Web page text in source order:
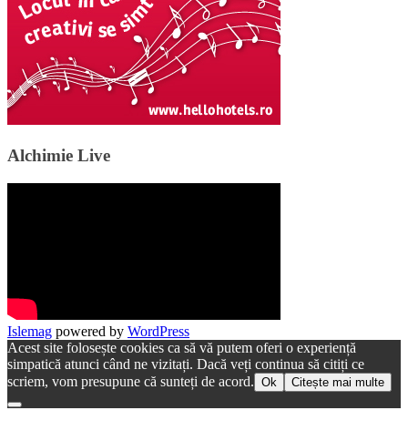
Alchimie Live
Islemag powered by WordPress
Acest site folosește cookies ca să vă putem oferi o experiență
simpatică atunci când ne vizitați. Dacă veți continua să citiți ce
scriem, vom presupune că sunteți de acord. Ok Citește mai multe